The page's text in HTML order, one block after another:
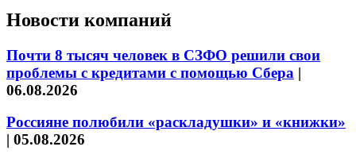
Новости компаний
Почти 8 тысяч человек в СЗФО решили свои
проблемы с кредитами с помощью Сбера |
06.08.2026
Россияне полюбили «раскладушки» и «книжки»
| 05.08.2026